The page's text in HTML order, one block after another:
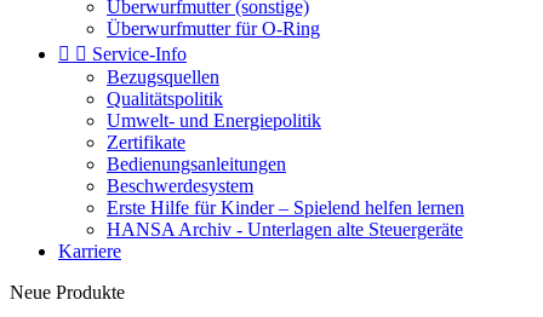
Überwurfmutter (sonstige)
Überwurfmutter für O-Ring
  Service-Info
Bezugsquellen
Qualitätspolitik
Umwelt- und Energiepolitik
Zertifikate
Bedienungsanleitungen
Beschwerdesystem
Erste Hilfe für Kinder – Spielend helfen lernen
HANSA Archiv - Unterlagen alte Steuergeräte
Karriere
Neue Produkte